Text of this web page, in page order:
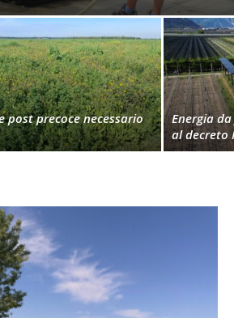
post precoce necessario
Energia
al decreto